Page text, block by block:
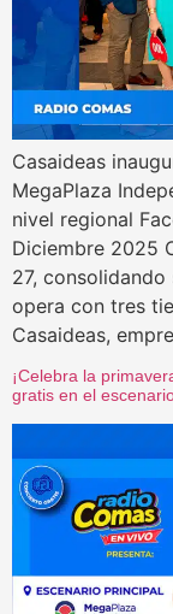
Casaideas
MegaPlaza
nivel regional
Diciembre 2025
27,
opera con tres
Casaideas,
¡Celebra la
gratis en el